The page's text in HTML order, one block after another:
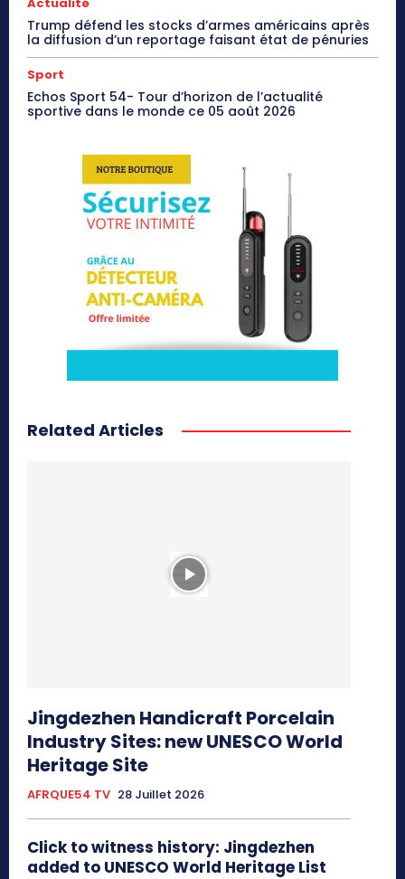
Trump défend les stocks d’armes américains après
la diffusion d’un reportage faisant état de pénuries
Sport
Echos Sport 54- Tour d’horizon de l’actualité
sportive dans le monde ce 05 août 2026
Related Articles
Jingdezhen Handicraft Porcelain
Industry Sites: new UNESCO World
Heritage Site
AFRQUE54 TV 28 Juillet 2026
Click to witness history: Jingdezhen
added to UNESCO World Heritage List